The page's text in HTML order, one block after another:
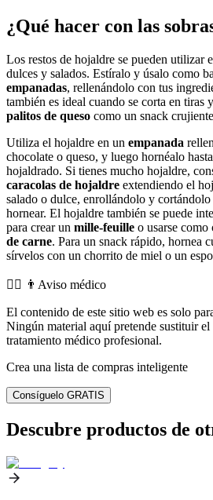
¿Qué hacer con las
Los restos de hojaldre se pueden utilizar
dulces y salados. Estíralo y úsalo como
empanadas, rellenándolo con tus
también es ideal cuando se corta en tiras
palitos de queso como un snack
Utiliza el hojaldre en un empanada
chocolate o queso, y luego hornéalo
hojaldrado. Si tienes mucho hojaldre,
caracolas de hojaldre extendiendo el
salado o dulce, enrollándolo y cortándolo
hornear. El hojaldre también se puede
para crear un mille-feuille o usarse como
de carne. Para un snack rápido, hornea
sírvelos con un chorrito de miel o un
👨‍⚕️️ 👨Aviso médico
El contenido de este sitio web es solo
Ningún material aquí pretende sustituir
tratamiento médico profesional.
Crea una lista de compras inteligente
Consíguelo GRATIS
Descubre productos de